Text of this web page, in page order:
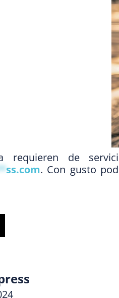
de
ss.com. Con gusto